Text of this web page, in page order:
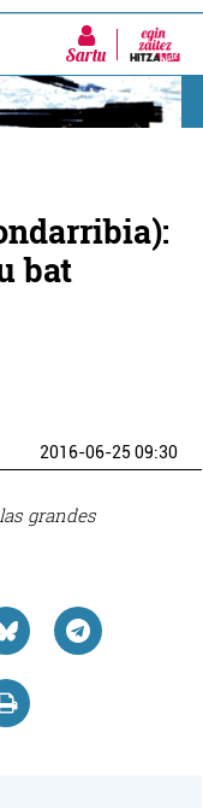
Sartu
bat
2016-06-25 09:30
grandes